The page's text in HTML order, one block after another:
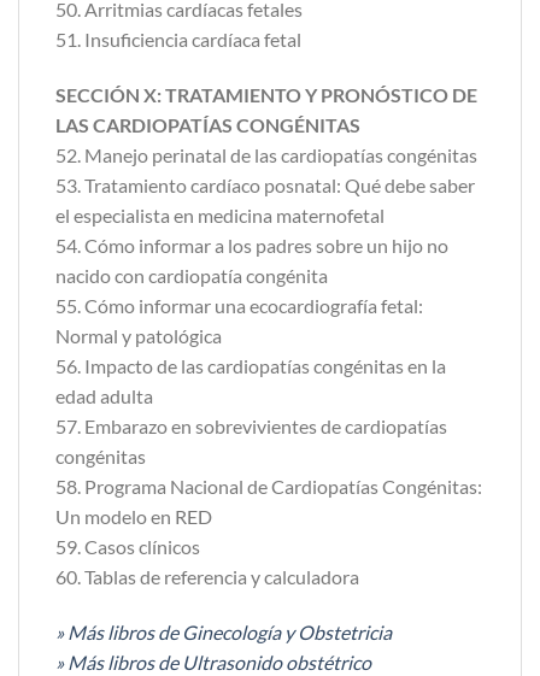
50. Arritmias cardíacas fetales
51. Insuficiencia cardíaca fetal
SECCIÓN X: TRATAMIENTO Y PRONÓSTICO DE
LAS CARDIOPATÍAS CONGÉNITAS
52. Manejo perinatal de las cardiopatías congénitas
53. Tratamiento cardíaco posnatal: Qué debe saber
el especialista en medicina maternofetal
54. Cómo informar a los padres sobre un hijo no
nacido con cardiopatía congénita
55. Cómo informar una ecocardiografía fetal:
Normal y patológica
56. Impacto de las cardiopatías congénitas en la
edad adulta
57. Embarazo en sobrevivientes de cardiopatías
congénitas
58. Programa Nacional de Cardiopatías Congénitas:
Un modelo en RED
59. Casos clínicos
60. Tablas de referencia y calculadora
» Más libros de Ginecología y Obstetricia
» Más libros de Ultrasonido obstétrico